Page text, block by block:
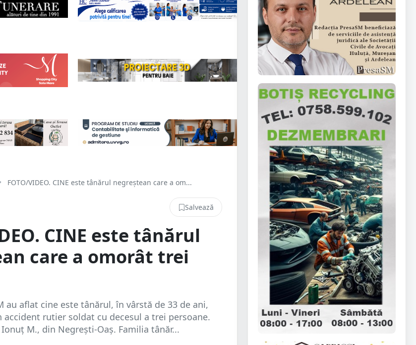
• FOTO/VIDEO. CINE este tânărul negreștean care a om...
Salvează
CINE este tânărul
care a omorât trei
au aflat cine este tânărul, în vârstă de 33 de ani,
accident rutier soldat cu decesul a trei persoane.
M., din Negrești-Oaș. Familia tânăr...